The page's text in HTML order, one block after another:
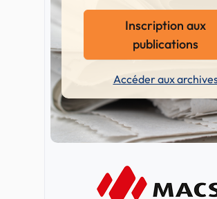
Inscription aux
publications
Accéder aux